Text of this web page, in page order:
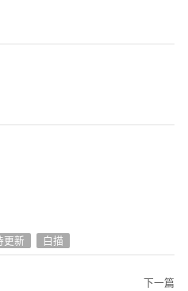
更新 白描
下一篇